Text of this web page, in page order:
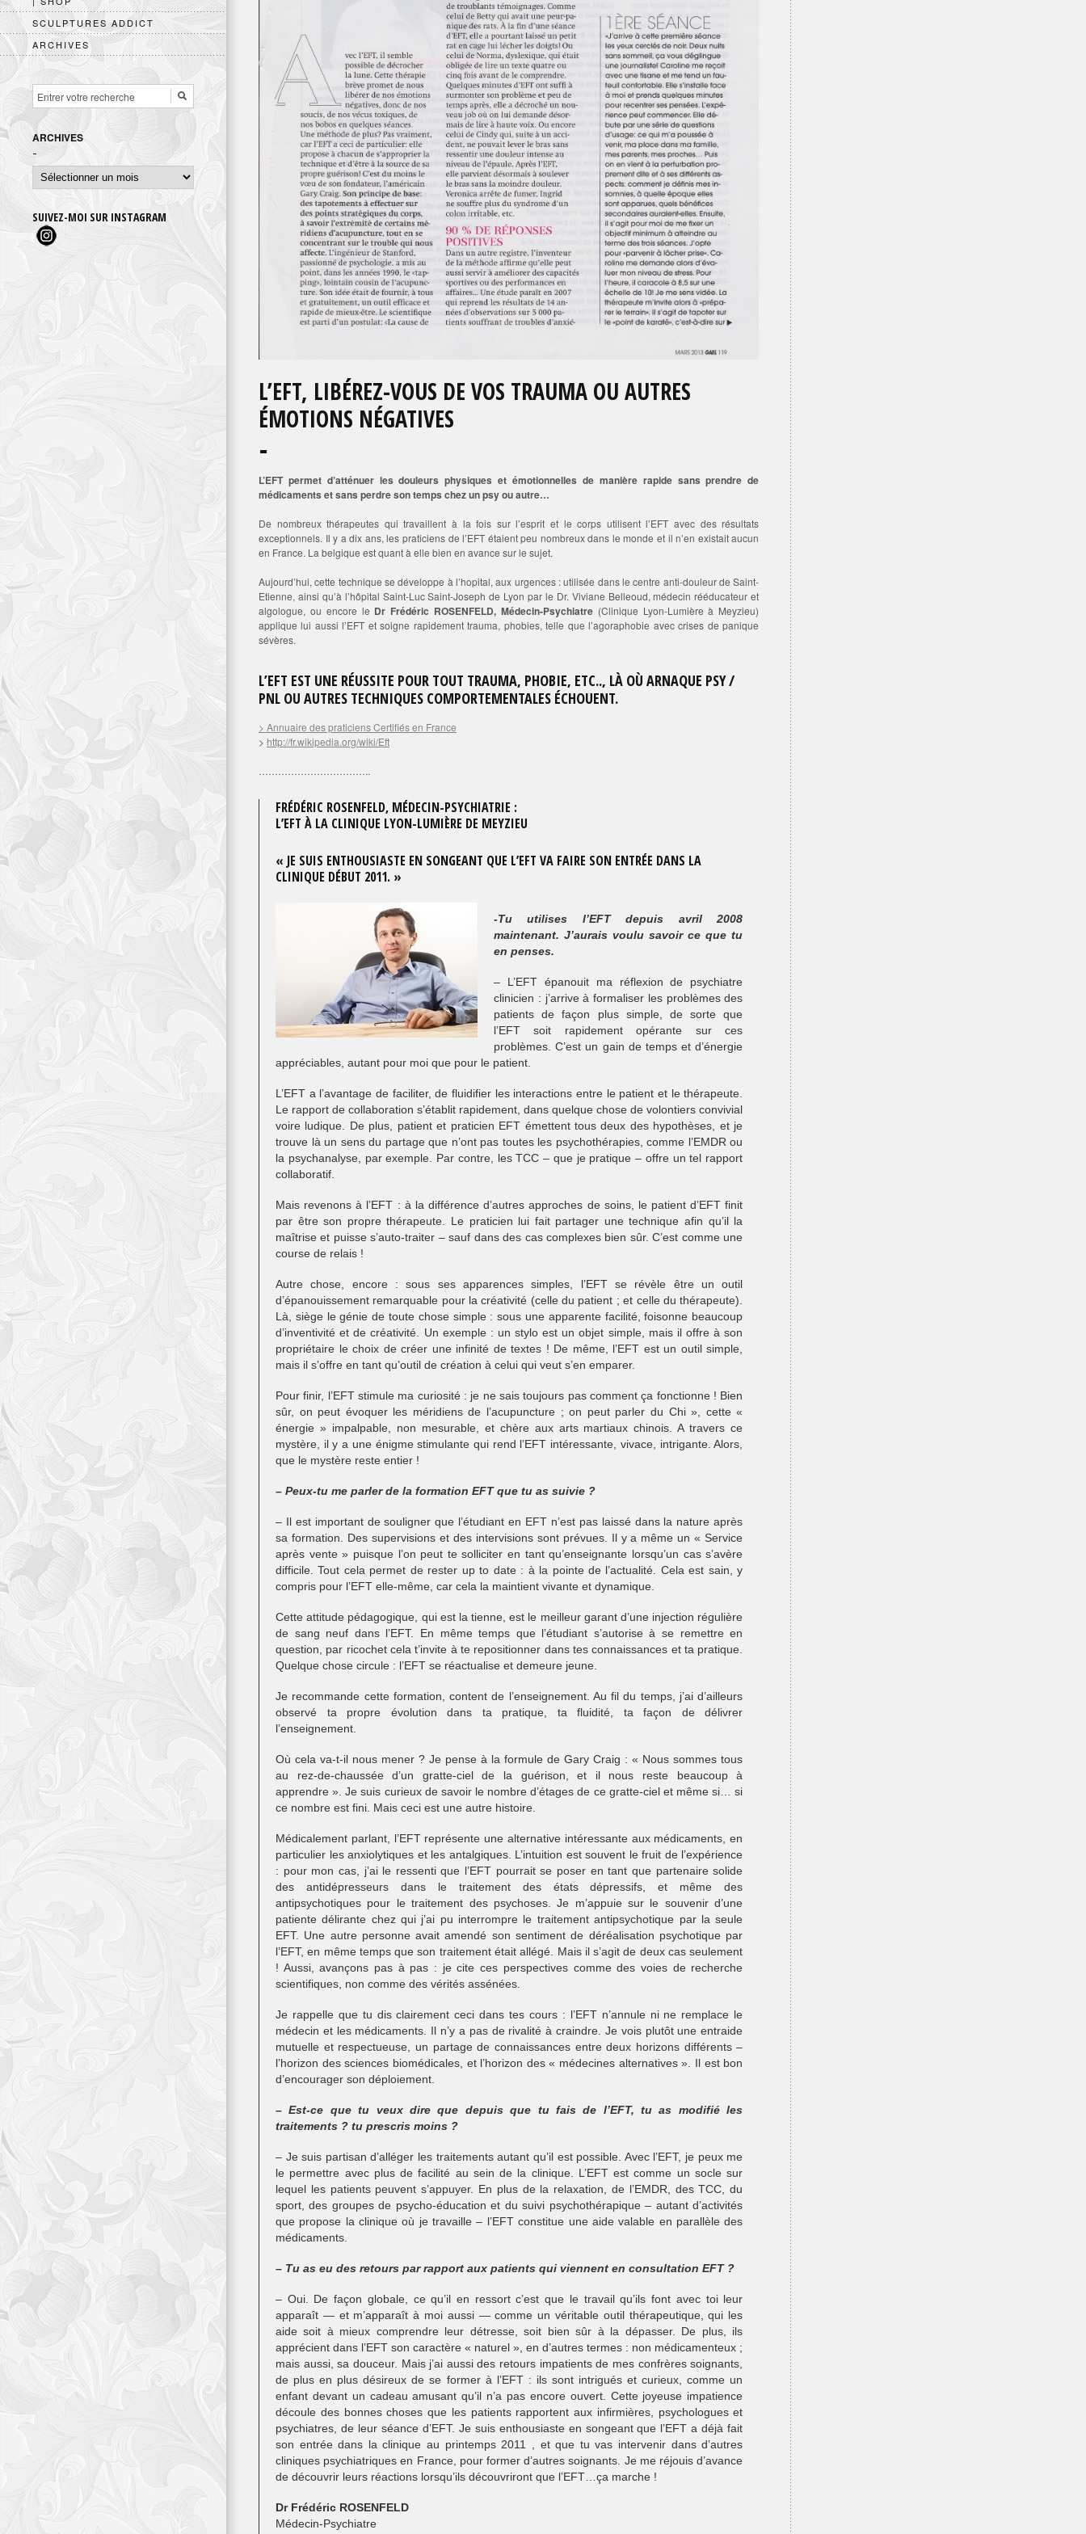
SCULPTURES ADDICT
ARCHIVES
ARCHIVES
Archives
SUIVEZ-MOI SUR INSTAGRAM
L’EFT, LIBÉREZ-VOUS DE VOS TRAUMA OU AUTRES
ÉMOTIONS NÉGATIVES
L’EFT permet d’atténuer les douleurs physiques et émotionnelles de manière rapide sans prendre de
médicaments et sans perdre son temps chez un psy ou autre…
De nombreux thérapeutes qui travaillent à la fois sur l’esprit et le corps utilisent l’EFT avec des résultats
exceptionnels. Il y a dix ans, les praticiens de l’EFT étaient peu nombreux dans le monde et il n’en existait aucun
en France. La belgique est quant à elle bien en avance sur le sujet.
Aujourd’hui, cette technique se développe à l’hopital, aux urgences : utilisée dans le centre anti-douleur de Saint-
Etienne, ainsi qu’à l’hôpital Saint-Luc Saint-Joseph de Lyon par le Dr. Viviane Belleoud, médecin rééducateur et
algologue, ou encore le Dr Frédéric ROSENFELD, Médecin-Psychiatre(Clinique Lyon-Lumière à Meyzieu)
applique lui aussi l’EFT et soigne rapidement trauma, phobies, telle que l’agoraphobie avec crises de panique
sévères.
L’EFT EST UNE RÉUSSITE POUR TOUT TRAUMA, PHOBIE, ETC.., LÀ OÙ ARNAQUE PSY /
PNL OU AUTRES TECHNIQUES COMPORTEMENTALES ÉCHOUENT.
> Annuaire des praticiens Certifiés en France
> http://fr.wikipedia.org/wiki/Eft
……………………………..
FRÉDÉRIC ROSENFELD, MÉDECIN-PSYCHIATRIE :
L’EFT À LA CLINIQUE LYON-LUMIÈRE DE MEYZIEU
« JE SUIS ENTHOUSIASTE EN SONGEANT QUE L’EFT VA FAIRE SON ENTRÉE DANS LA
CLINIQUE DÉBUT 2011. »
-Tu utilises l’EFT depuis avril 2008
maintenant. J’aurais voulu savoir ce que tu
en penses.
– L’EFT épanouit ma réflexion de psychiatre
clinicien : j’arrive à formaliser les problèmes des
patients de façon plus simple, de sorte que
l’EFT soit rapidement opérante sur ces
problèmes. C’est un gain de temps et d’énergie
appréciables, autant pour moi que pour le patient.
L’EFT a l’avantage de faciliter, de fluidifier les interactions entre le patient et le thérapeute.
Le rapport de collaboration s’établit rapidement, dans quelque chose de volontiers convivial
voire ludique. De plus, patient et praticien EFT émettent tous deux des hypothèses, et je
trouve là un sens du partage que n’ont pas toutes les psychothérapies, comme l’EMDR ou
la psychanalyse, par exemple. Par contre, les TCC – que je pratique – offre un tel rapport
collaboratif.
Mais revenons à l’EFT : à la différence d’autres approches de soins, le patient d’EFT finit
par être son propre thérapeute. Le praticien lui fait partager une technique afin qu’il la
maîtrise et puisse s’auto-traiter – sauf dans des cas complexes bien sûr. C’est comme une
course de relais !
Autre chose, encore : sous ses apparences simples, l’EFT se révèle être un outil
d’épanouissement remarquable pour la créativité (celle du patient ; et celle du thérapeute).
Là, siège le génie de toute chose simple : sous une apparente facilité, foisonne beaucoup
d’inventivité et de créativité. Un exemple : un stylo est un objet simple, mais il offre à son
propriétaire le choix de créer une infinité de textes ! De même, l’EFT est un outil simple,
mais il s’offre en tant qu’outil de création à celui qui veut s’en emparer.
Pour finir, l’EFT stimule ma curiosité : je ne sais toujours pas comment ça fonctionne ! Bien
sûr, on peut évoquer les méridiens de l’acupuncture ; on peut parler du Chi », cette «
énergie » impalpable, non mesurable, et chère aux arts martiaux chinois. A travers ce
mystère, il y a une énigme stimulante qui rend l’EFT intéressante, vivace, intrigante. Alors,
que le mystère reste entier !
– Peux-tu me parler de la formation EFT que tu as suivie ?
– Il est important de souligner que l’étudiant en EFT n’est pas laissé dans la nature après
sa formation. Des supervisions et des intervisions sont prévues. Il y a même un « Service
après vente » puisque l’on peut te solliciter en tant qu’enseignante lorsqu’un cas s’avère
difficile. Tout cela permet de rester up to date : à la pointe de l’actualité. Cela est sain, y
compris pour l’EFT elle-même, car cela la maintient vivante et dynamique.
Cette attitude pédagogique, qui est la tienne, est le meilleur garant d’une injection régulière
de sang neuf dans l’EFT. En même temps que l’étudiant s’autorise à se remettre en
question, par ricochet cela t’invite à te repositionner dans tes connaissances et ta pratique.
Quelque chose circule : l’EFT se réactualise et demeure jeune.
Je recommande cette formation, content de l’enseignement. Au fil du temps, j’ai d’ailleurs
observé ta propre évolution dans ta pratique, ta fluidité, ta façon de délivrer
l’enseignement.
Où cela va-t-il nous mener ? Je pense à la formule de Gary Craig : « Nous sommes tous
au rez-de-chaussée d’un gratte-ciel de la guérison, et il nous reste beaucoup à
apprendre ». Je suis curieux de savoir le nombre d’étages de ce gratte-ciel et même si… si
ce nombre est fini. Mais ceci est une autre histoire.
Médicalement parlant, l’EFT représente une alternative intéressante aux médicaments, en
particulier les anxiolytiques et les antalgiques. L’intuition est souvent le fruit de l’expérience
: pour mon cas, j’ai le ressenti que l’EFT pourrait se poser en tant que partenaire solide
des antidépresseurs dans le traitement des états dépressifs, et même des
antipsychotiques pour le traitement des psychoses. Je m’appuie sur le souvenir d’une
patiente délirante chez qui j’ai pu interrompre le traitement antipsychotique par la seule
EFT. Une autre personne avait amendé son sentiment de déréalisation psychotique par
l’EFT, en même temps que son traitement était allégé. Mais il s’agit de deux cas seulement
! Aussi, avançons pas à pas : je cite ces perspectives comme des voies de recherche
scientifiques, non comme des vérités assénées.
Je rappelle que tu dis clairement ceci dans tes cours : l’EFT n’annule ni ne remplace le
médecin et les médicaments. Il n’y a pas de rivalité à craindre. Je vois plutôt une entraide
mutuelle et respectueuse, un partage de connaissances entre deux horizons différents –
l’horizon des sciences biomédicales, et l’horizon des « médecines alternatives ». Il est bon
d’encourager son déploiement.
– Est-ce que tu veux dire que depuis que tu fais de l’EFT, tu as modifié les
traitements ? tu prescris moins ?
– Je suis partisan d’alléger les traitements autant qu’il est possible. Avec l’EFT, je peux me
le permettre avec plus de facilité au sein de la clinique. L’EFT est comme un socle sur
lequel les patients peuvent s’appuyer. En plus de la relaxation, de l’EMDR, des TCC, du
sport, des groupes de psycho-éducation et du suivi psychothérapique – autant d’activités
que propose la clinique où je travaille – l’EFT constitue une aide valable en parallèle des
médicaments.
– Tu as eu des retours par rapport aux patients qui viennent en consultation EFT ?
– Oui. De façon globale, ce qu’il en ressort c’est que le travail qu’ils font avec toi leur
apparaît — et m’apparaît à moi aussi — comme un véritable outil thérapeutique, qui les
aide soit à mieux comprendre leur détresse, soit bien sûr à la dépasser. De plus, ils
apprécient dans l’EFT son caractère « naturel », en d’autres termes : non médicamenteux ;
mais aussi, sa douceur. Mais j’ai aussi des retours impatients de mes confrères soignants,
de plus en plus désireux de se former à l’EFT : ils sont intrigués et curieux, comme un
enfant devant un cadeau amusant qu’il n’a pas encore ouvert. Cette joyeuse impatience
découle des bonnes choses que les patients rapportent aux infirmières, psychologues et
psychiatres, de leur séance d’EFT. Je suis enthousiaste en songeant que l’EFT a déjà fait
son entrée dans la clinique au printemps 2011 , et que tu vas intervenir dans d’autres
cliniques psychiatriques en France, pour former d’autres soignants. Je me réjouis d’avance
de découvrir leurs réactions lorsqu’ils découvriront que l’EFT…ça marche !
Dr Frédéric ROSENFELD
Médecin-Psychiatre